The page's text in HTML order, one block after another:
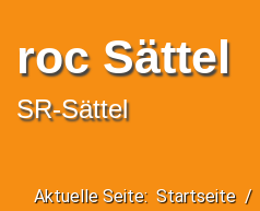
roc Sättel
SR-Sättel
Aktuelle Seite: Startseite